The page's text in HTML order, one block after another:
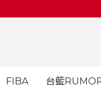
FIBA 台籃